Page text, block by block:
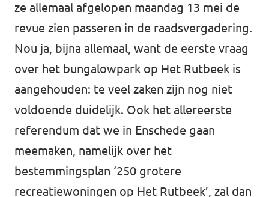
ze allemaal afgelopen maandag 13 mei de
revue zien passeren in de raadsvergadering.
Nou ja, bijna allemaal, want de eerste vraag
over het bungalowpark op Het Rutbeek is
aangehouden: te veel zaken zijn nog niet
voldoende duidelijk. Ook het allereerste
referendum dat we in Enschede gaan
meemaken, namelijk over het
bestemmingsplan ‘250 grotere
recreatiewoningen op Het Rutbeek’, zal dan